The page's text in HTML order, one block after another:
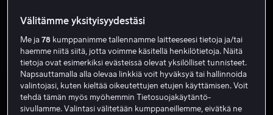
Välitämme yksityisyydestäsi
Me ja78 kumppanimme tallennamme laitteeseesi tietoja ja/tai
haemme niitä siitä, jotta voimme käsitellä henkilötietoja. Näitä
tietoja ovat esimerkiksi evästeissä olevat yksilölliset tunnisteet.
Napsauttamalla alla olevaa linkkiä voit hyväksyä tai hallinnoida
valintojasi, kuten kieltää oikeutettujen etujen käyttämisen. Voit
tehdä tämän myös myöhemmin Tietosuojakäytäntö-
sivullamme. Valintasi välitetään kumppaneillemme, eivätkä ne